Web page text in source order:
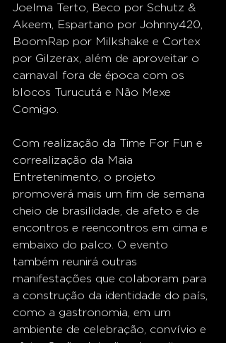
Joelma Terto, Beco por Schutz &
Akeem, Espartano por Johnny420,
BoomRap por Milkshake e Cortex
por Gilzerax, além de aproveitar o
carnaval fora de época com os
blocos Turucutá e Não Mexe
Comigo.
Com realização da Time For Fun e
correalização da Maia
Entretenimento, o projeto
promoverá mais um fim de semana
cheio de brasilidade, de afeto e de
encontros e reencontros em cima e
embaixo do palco. O evento
também reunirá outras
manifestações que colaboram para
a construção da identidade do país,
como a gastronomia, em um
ambiente de celebração, convívio e